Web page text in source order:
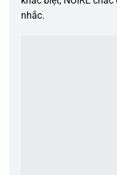
nhắc.